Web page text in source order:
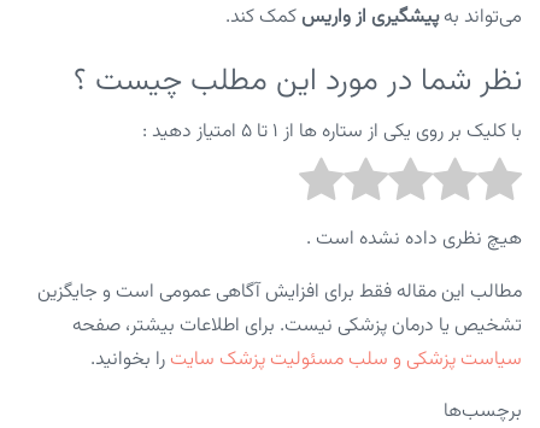
می‌تواند بهپیشگیری از واریس کمک کند.
نظر شما در مورد این مطلب چیست ؟
با کلیک بر روی یکی از ستاره ها از ۱ تا ۵ امتیاز دهید :
هیچ نظری داده نشده است .
مطالب این مقاله فقط برای افزایش آگاهی عمومی است و جایگزین
تشخیص یا درمان پزشکی نیست. برای اطلاعات بیشتر، صفحه
سیاست پزشکی و سلب مسئولیت پزشک سایت را بخوانید.
برچسب‌ها